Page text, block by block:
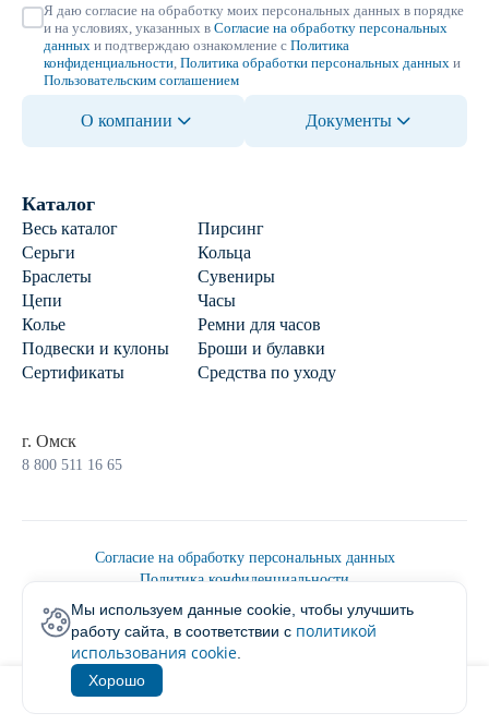
1
Я даю согласие на обработку моих персональных данных в порядке
и на условиях, указанных в Согласие на обработку персональных
данных и подтверждаю ознакомление с Политика
конфиденциальности Политика обработки персональных данных и
Пользовательским соглашением
О компании Документы
Каталог
Весь каталог
Пирсинг
Серьги
Кольца
Браслеты
Сувениры
Цепи
Часы
Колье
Ремни для часов
Подвески и кулоны
Броши и булавки
Сертификаты
Средства по уходу
г. Омск
8 800 511 16 65
Согласие на обработку персональных данных
Политика конфиденциальности
Политика обработки персональных данных
Пользовательским соглашением
2026 © Ювелирторг
Мы используем данные cookie, чтобы улучшить
работу сайта, в соответствии с политикой
использования cookie
Хорошо